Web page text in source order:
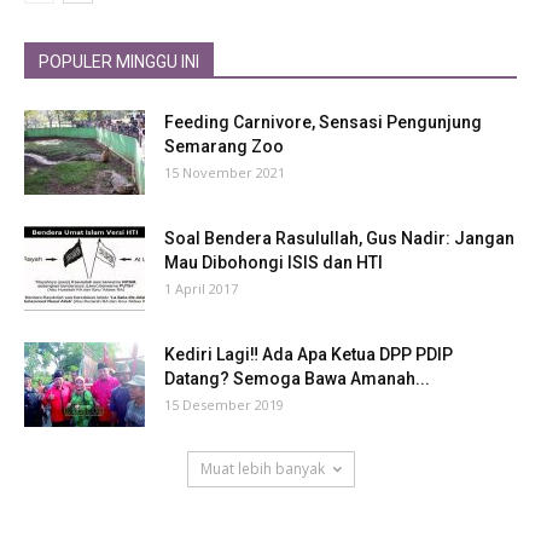
POPULER MINGGU INI
Feeding Carnivore, Sensasi Pengunjung
Semarang Zoo
15 November 2021
Soal Bendera Rasulullah, Gus Nadir: Jangan
Mau Dibohongi ISIS dan HTI
1 April 2017
Kediri Lagi‼ Ada Apa Ketua DPP PDIP
Datang? Semoga Bawa Amanah...
15 Desember 2019
Muat lebih banyak